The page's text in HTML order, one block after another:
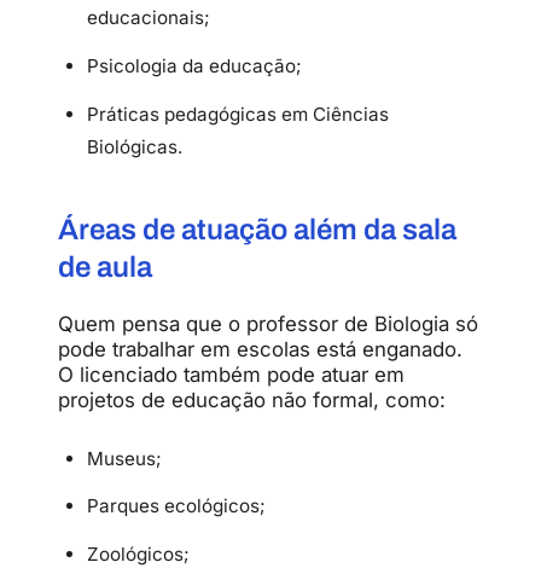
educacionais;
Psicologia da educação;
Práticas pedagógicas em Ciências
Biológicas.
Áreas deatuaçãoalém dasala
deaula
Quem pensa que o professor de Biologia só
pode trabalhar em escolas está enganado.
O licenciado também pode atuar em
projetos de educação não formal, como:
Museus;
Parques ecológicos;
Zoológicos;